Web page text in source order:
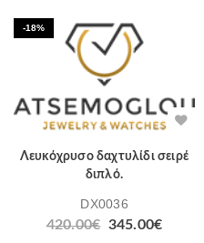
-18%
Λευκόχρυσο δαχτυλίδι σειρέ
διπλό.
DX0036
420.00€ Original
345.00€